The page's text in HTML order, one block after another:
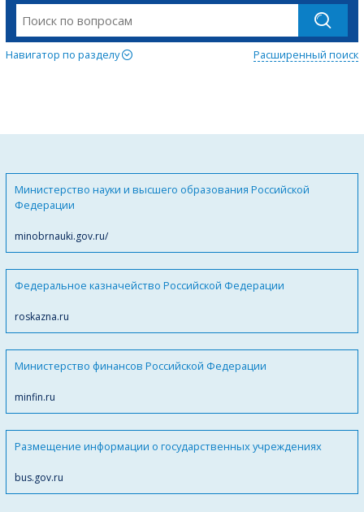
Навигатор по разделу Расширенный поиск
Министерство науки и высшего образования Российской
Федерации
minobrnauki.gov.ru/
Федеральное казначейство Российской Федерации
roskazna.ru
Министерство финансов Российской Федерации
minfin.ru
Размещение информации о государственных учреждениях
bus.gov.ru